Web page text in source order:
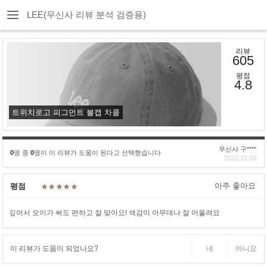
LEE(무신사 리뷰 분석 검증용)
트위치로고 피그먼트 볼캡 차콜
리뷰
605
평점
4.8
0명 중 0명이 이 리뷰가 도움이 된다고 선택했습니다
무신사 구****
2022.12.09
평점 아주 좋아요
깊어서 오이가 써도 편하고 잘 맞아요! 색감이 아무데나 잘 어울려요
이 리뷰가 도움이 되었나요? 네 아니요